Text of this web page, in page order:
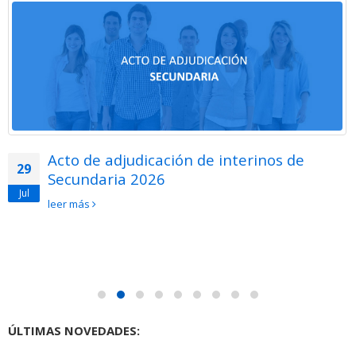
29
Jul
Acto de adjudicación de interinos de
Secundaria 2026
leer más
ÚLTIMAS NOVEDADES: